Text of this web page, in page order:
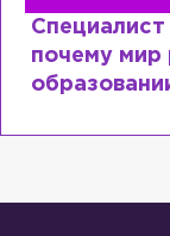
почему мир